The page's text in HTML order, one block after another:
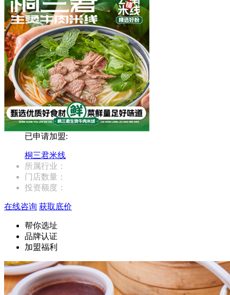
已申请加盟:
桐三君米线
所属行业：
门店数量：
投资额度：
在线咨询 获取底价
帮你选址
品牌认证
加盟福利